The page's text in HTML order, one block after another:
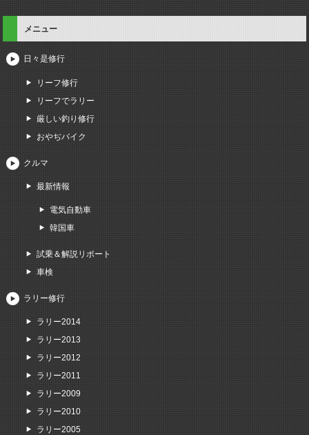
メニュー
日々是修行
リーフ修行
リーフでラリー
厳しい釣り修行
おやぢバイク
クルマ
最新情報
電気自動車
韓国車
試乗＆解説リポート
車検
ラリー修行
ラリー2014
ラリー2013
ラリー2012
ラリー2011
ラリー2009
ラリー2010
ラリー2005